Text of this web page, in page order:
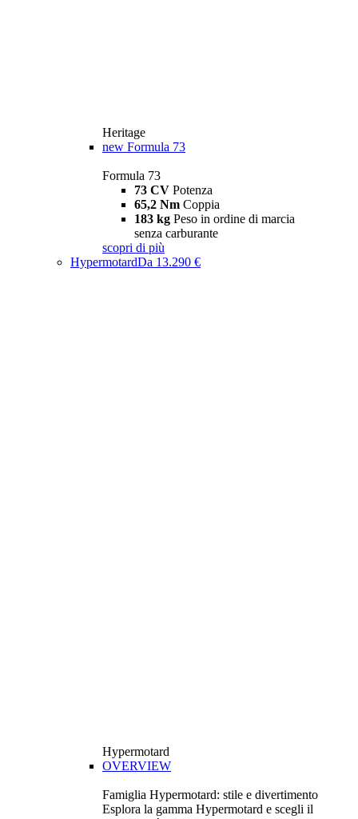
Heritage
new Formula 73
Formula 73
73 CV Potenza
65,2 Nm Coppia
183 kg Peso in ordine di marcia
senza carburante
scopri di più
HypermotardDa 13.290 €
Hypermotard
OVERVIEW
Famiglia Hypermotard: stile e divertimento
Esplora la gamma Hypermotard e scegli il